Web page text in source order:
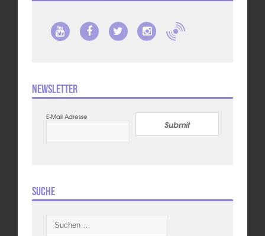
Newsletter
E-Mail Adresse
Submit
Suche
nach: